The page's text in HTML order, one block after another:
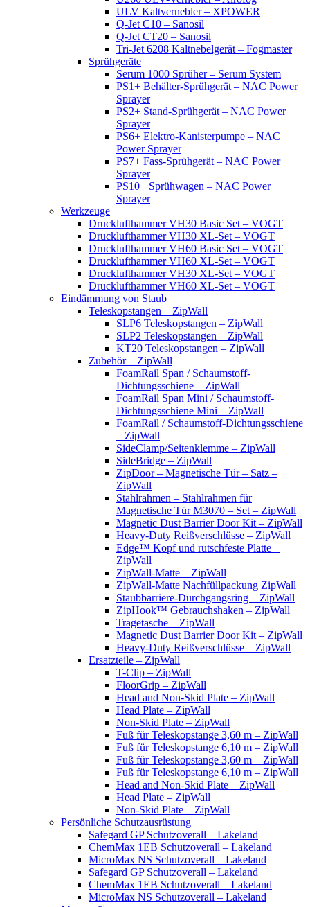
ULV Kaltvernebler – XPOWER
Q-Jet C10 – Sanosil
Q-Jet CT20 – Sanosil
Tri-Jet 6208 Kaltnebelgerät – Fogmaster
Sprühgeräte
Serum 1000 Sprüher – Serum System
PS1+ Behälter-Sprühgerät – NAC Power
Sprayer
PS2+ Stand-Sprühgerät – NAC Power
Sprayer
PS6+ Elektro-Kanisterpumpe – NAC
Power Sprayer
PS7+ Fass-Sprühgerät – NAC Power
Sprayer
PS10+ Sprühwagen – NAC Power
Sprayer
Werkzeuge
Drucklufthammer VH30 Basic Set – VOGT
Drucklufthammer VH30 XL-Set – VOGT
Drucklufthammer VH60 Basic Set – VOGT
Drucklufthammer VH60 XL-Set – VOGT
Drucklufthammer VH30 XL-Set – VOGT
Drucklufthammer VH60 XL-Set – VOGT
Eindämmung von Staub
Teleskopstangen – ZipWall
SLP6 Teleskopstangen – ZipWall
SLP2 Teleskopstangen – ZipWall
KT20 Teleskopstangen – ZipWall
Zubehör – ZipWall
FoamRail Span / Schaumstoff-
Dichtungsschiene – ZipWall
FoamRail Span Mini / Schaumstoff-
Dichtungsschiene Mini – ZipWall
FoamRail / Schaumstoff-Dichtungsschiene
– ZipWall
SideClamp/Seitenklemme – ZipWall
SideBridge – ZipWall
ZipDoor – Magnetische Tür – Satz –
ZipWall
Stahlrahmen – Stahlrahmen für
Magnetische Tür M3070 – Set – ZipWall
Magnetic Dust Barrier Door Kit – ZipWall
Heavy-Duty Reißverschlüsse – ZipWall
Edge™ Kopf und rutschfeste Platte –
ZipWall
ZipWall-Matte – ZipWall
ZipWall-Matte Nachfüllpackung ZipWall
Staubbarriere-Durchgangsring – ZipWall
ZipHook™ Gebrauchshaken – ZipWall
Tragetasche – ZipWall
Magnetic Dust Barrier Door Kit – ZipWall
Heavy-Duty Reißverschlüsse – ZipWall
Ersatzteile – ZipWall
T-Clip – ZipWall
FloorGrip – ZipWall
Head and Non-Skid Plate – ZipWall
Head Plate – ZipWall
Non-Skid Plate – ZipWall
Fuß für Teleskopstange 3,60 m – ZipWall
Fuß für Teleskopstange 6,10 m – ZipWall
Fuß für Teleskopstange 3,60 m – ZipWall
Fuß für Teleskopstange 6,10 m – ZipWall
Head and Non-Skid Plate – ZipWall
Head Plate – ZipWall
Non-Skid Plate – ZipWall
Persönliche Schutzausrüstung
Safegard GP Schutzoverall – Lakeland
ChemMax 1EB Schutzoverall – Lakeland
MicroMax NS Schutzoverall – Lakeland
Safegard GP Schutzoverall – Lakeland
ChemMax 1EB Schutzoverall – Lakeland
MicroMax NS Schutzoverall – Lakeland